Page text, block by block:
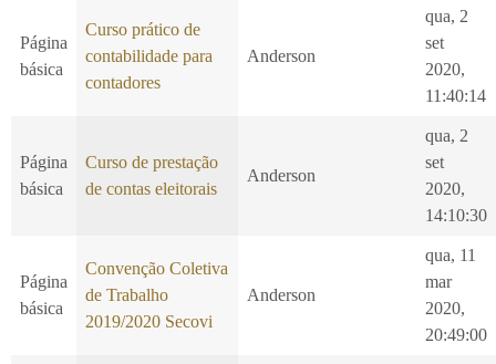
Página
básica
Curso prático de
contabilidade para
contadores
Anderson
qua, 2
set
2020,
11:40:14
Página
básica
Curso de prestação
de contas eleitorais
Anderson
qua, 2
set
2020,
14:10:30
Página
básica
Convenção Coletiva
de Trabalho
2019/2020 Secovi
Anderson
qua, 11
mar
2020,
20:49:00